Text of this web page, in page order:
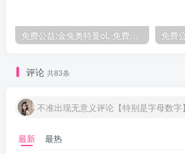
免费公益:金兔奥特曼oL 免费后台
评论 共83条
最新 最热